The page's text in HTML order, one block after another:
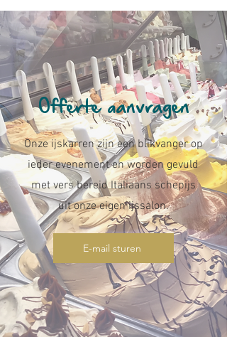
Offerte aanvragen
Onze ijskarren zijn een blikvanger op
ieder evenement en worden gevuld
met vers bereid Italiaans schepijs
uit onze eigen ijssalon.
E-mail sturen